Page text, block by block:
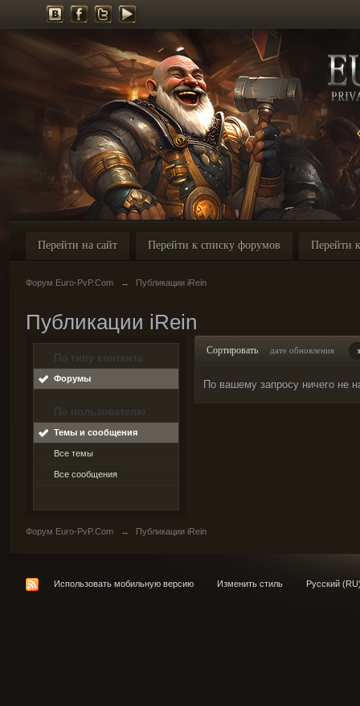
Перейти на сайт Перейти к списку форумов Перейти
Форум Euro-PvP.Com → Публикации iRein
Публикации iRein
По типу контента
Форумы
По пользователю
Темы и сообщения
Все темы
Все сообщения
Сортировать дате обновления
По вашему запросу ничего не
Форум Euro-PvP.Com → Публикации iRein
Использовать мобильную версию Изменить стиль Русский